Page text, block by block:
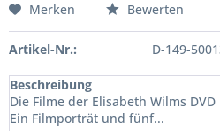
Merken Bewerten
Artikel-Nr.: D-149-
Beschreibung
Die Filme der Elisabeth Wilms
Ein Filmporträt und fünf...